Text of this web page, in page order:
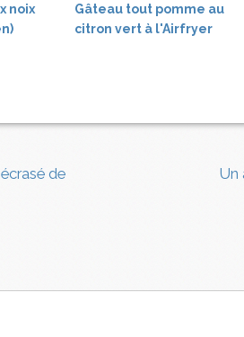
noix
Gâteau tout pomme au
citron vert à l'Airfryer
de
Un